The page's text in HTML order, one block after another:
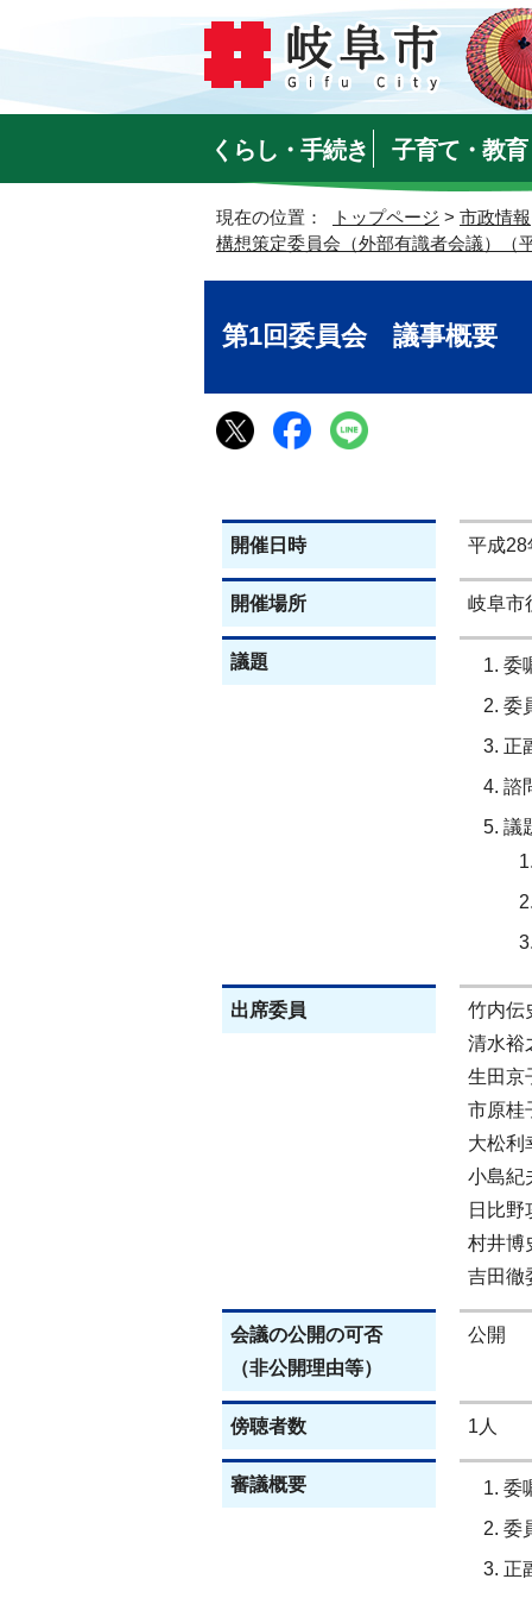
くらし・手続き 子育て・教育
現在の位置： トップページ > 市政情報
構想策定委員会（外部有識者会議）（
第1回委員会 議事概要
開催日時 平成28
開催場所 岐阜
議題
委
委
正
諮
議
出席委員
竹内伝
清水
生田
市原
大松
小島紀
日比
村井博
吉田徹
会議の公開の可否
（非公開理由等）
公開
傍聴者数 1人
審議概要
委
委
正